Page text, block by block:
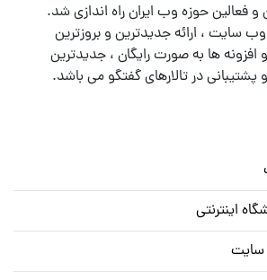
و فعالین حوزه وب ایران راه اندازی شد.
سایت ، ارائه جدیدترین و بروزترین
افزونه ها به صورت رایگان ، جدیدترین
در تالارهای گفتگو می باشد.
اینترنتی
سایت